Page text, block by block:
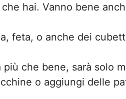
hai. Vanno bene
feta, o anche dei
che bene, sarà solo
o aggiungi delle